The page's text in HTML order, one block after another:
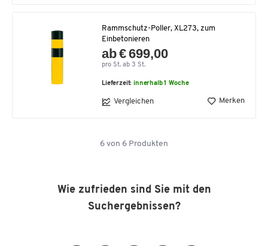
Rammschutz-Poller, XL273, zum
Einbetonieren
ab € 699,00
pro St. ab 3 St.
Lieferzeit:innerhalb 1 Woche
Vergleichen Merken
6 von 6 Produkten
Wie zufrieden sind Sie mit den
Suchergebnissen?